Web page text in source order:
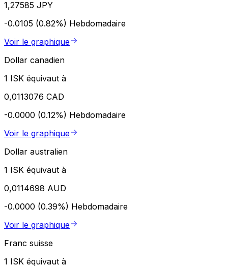
1,27585 JPY
-0.0105 (0.82%) Hebdomadaire
Voir le graphique
Dollar canadien
1 ISK équivaut à
0,0113076 CAD
-0.0000 (0.12%) Hebdomadaire
Voir le graphique
Dollar australien
1 ISK équivaut à
0,0114698 AUD
-0.0000 (0.39%) Hebdomadaire
Voir le graphique
Franc suisse
1 ISK équivaut à